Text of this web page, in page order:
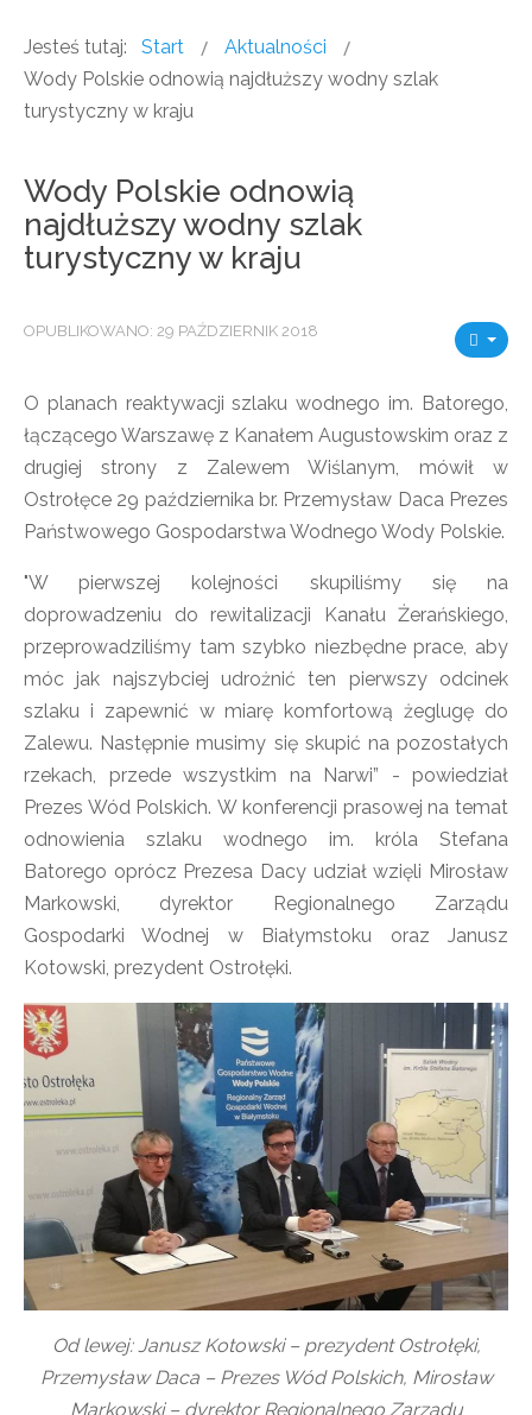
Jesteś tutaj: Start
Aktualności
Wody Polskie odnowią najdłuższy wodny szlak
turystyczny w kraju
Wody Polskie odnowią
najdłuższy wodny szlak
turystyczny w kraju
OPUBLIKOWANO: 29 PAŹDZIERNIK 2018
O planach reaktywacji szlaku wodnego im. Batorego,
łączącego Warszawę z Kanałem Augustowskim oraz z
drugiej strony z Zalewem Wiślanym, mówił w
Ostrołęce 29 października br. Przemysław Daca Prezes
Państwowego Gospodarstwa Wodnego Wody Polskie.
"W pierwszej kolejności skupiliśmy się na
doprowadzeniu do rewitalizacji Kanału Żerańskiego,
przeprowadziliśmy tam szybko niezbędne prace, aby
móc jak najszybciej udrożnić ten pierwszy odcinek
szlaku i zapewnić w miarę komfortową żeglugę do
Zalewu. Następnie musimy się skupić na pozostałych
rzekach, przede wszystkim na Narwi” - powiedział
Prezes Wód Polskich.W konferencji prasowej na temat
odnowienia szlaku wodnego im. króla Stefana
Batorego oprócz Prezesa Dacy udział wzięli Mirosław
Markowski, dyrektor Regionalnego Zarządu
Gospodarki Wodnej w Białymstoku oraz Janusz
Kotowski, prezydent Ostrołęki.
Od lewej: Janusz Kotowski – prezydent Ostrołęki,
Przemysław Daca – Prezes Wód Polskich, Mirosław
Markowski – dyrektor Regionalnego Zarządu